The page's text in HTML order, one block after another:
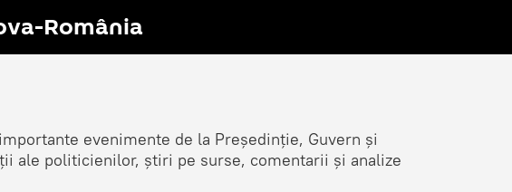
România
evenimente de la Președinție, Guvern și
ale politicienilor, știri pe surse, comentarii și analize